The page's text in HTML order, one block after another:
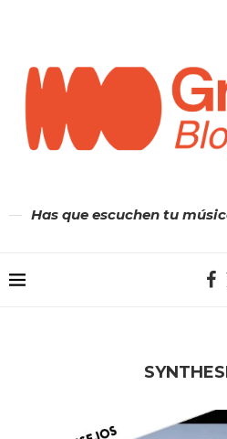
Has que escuchen tu